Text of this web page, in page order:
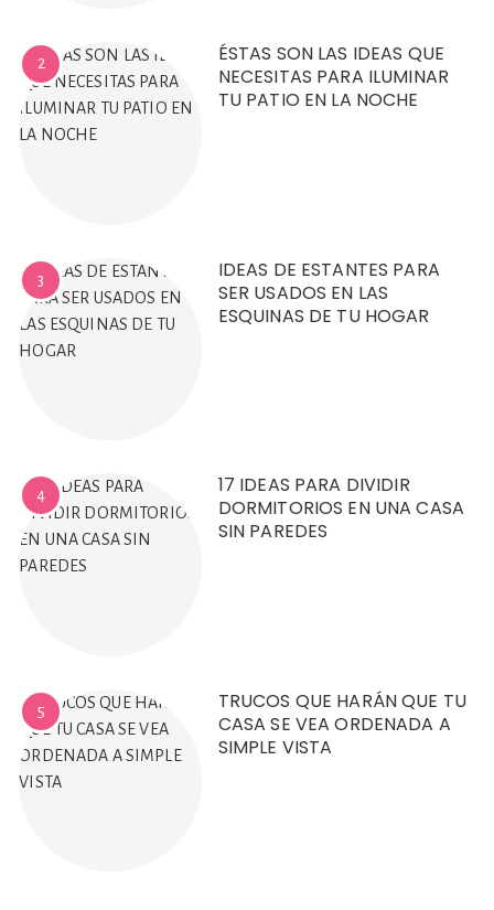
2
ÉSTAS SON LAS IDEAS QUE
NECESITAS PARA ILUMINAR
TU PATIO EN LA NOCHE
3
IDEAS DE ESTANTES PARA
SER USADOS EN LAS
ESQUINAS DE TU HOGAR
4
17 IDEAS PARA DIVIDIR
DORMITORIOS EN UNA CASA
SIN PAREDES
5
TRUCOS QUE HARÁN QUE TU
CASA SE VEA ORDENADA A
SIMPLE VISTA